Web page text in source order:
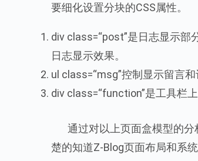
要细化设置分块的CSS属性。
div class=“post”是日志显示
日志显示效果。
ul class=“msg”控制显示留言和
div class=“function”是工具栏
通过对以上页面盒模型的分
楚的知道Z-Blog页面布局和系